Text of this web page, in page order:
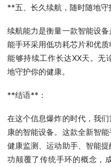
**五、长久续航，随时随地
续航能力是衡量一款智能设
能手环采用低功耗芯片和优
能够持续工作长达XX天。无
地守护你的健康。
**结语**：
在这个信息爆炸的时代，我
康的智能设备。这款全新智
健康监测、运动助手、智能
功颠覆了传统手环的概念，